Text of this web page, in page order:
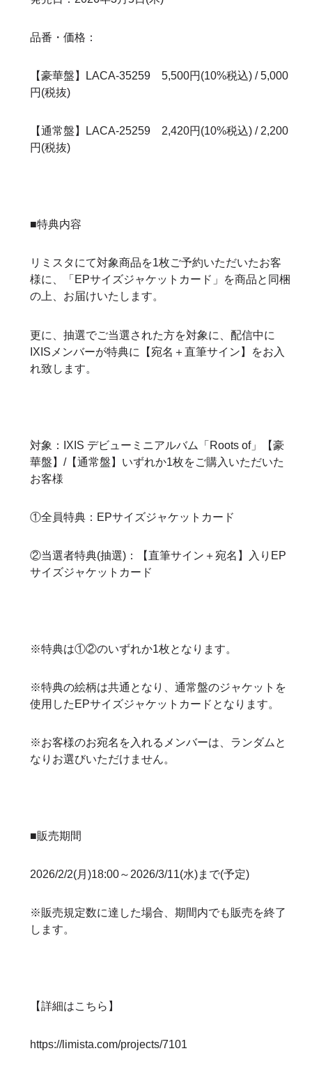
品番・価格：
【豪華盤】LACA-35259 5,500円(10%税込) / 5,000
円(税抜)
【通常盤】LACA-25259 2,420円(10%税込) / 2,200
円(税抜)
■特典内容
リミスタにて対象商品を1枚ご予約いただいたお客
様に、「EPサイズジャケットカード」を商品と同梱
の上、お届けいたします。
更に、抽選でご当選された方を対象に、配信中に
IXISメンバーが特典に【宛名＋直筆サイン】をお入
れ致します。
対象：IXIS デビューミニアルバム「Roots of」【豪
華盤】/【通常盤】いずれか1枚をご購入いただいた
お客様
①全員特典：EPサイズジャケットカード
②当選者特典(抽選)：【直筆サイン＋宛名】入りEP
サイズジャケットカード
※特典は①②のいずれか1枚となります。
※特典の絵柄は共通となり、通常盤のジャケットを
使用したEPサイズジャケットカードとなります。
※お客様のお宛名を入れるメンバーは、ランダムと
なりお選びいただけません。
■販売期間
2026/2/2(月)18:00～2026/3/11(水)まで(予定)
※販売規定数に達した場合、期間内でも販売を終了
します。
【詳細はこちら】
https://limista.com/projects/7101